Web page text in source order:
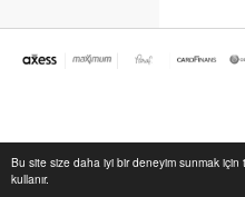
Bu site size daha iyi bir deneyim sunmak için
kullanır.